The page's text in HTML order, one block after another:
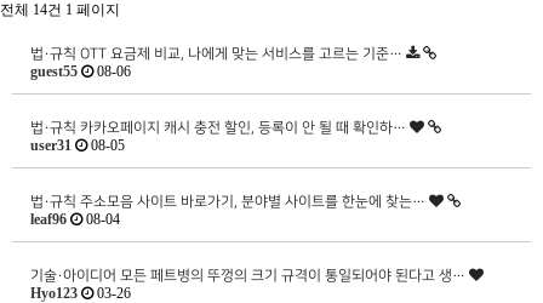
전체 14건 1 페이지
법·규칙 OTT 요금제 비교, 나에게 맞는 서비스를 고르는 기준…
guest55 08-06
법·규칙 카카오페이지 캐시 충전 할인, 등록이 안 될 때 확인하…
user31 08-05
법·규칙 주소모음 사이트 바로가기, 분야별 사이트를 한눈에 찾는…
leaf96 08-04
기술·아이디어 모든 페트병의 뚜껑의 크기 규격이 통일되어야 된다고 생…
Hyo123 03-26